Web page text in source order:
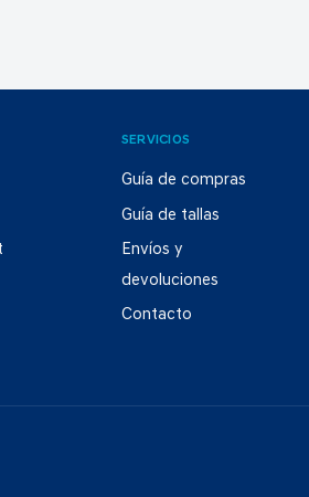
SERVICIOS
Guía de compras
Guía de tallas
Envíos y
devoluciones
Contacto